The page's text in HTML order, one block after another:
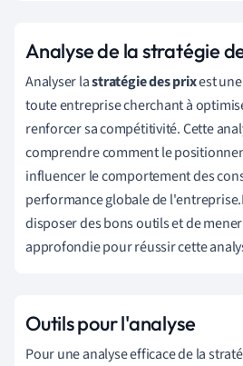
Analyse de la stratégie
Analyser lastratégie des prixest
toute entreprise cherchant à
renforcer sa compétitivité. Cette
comprendre comment le
influencer le comportement des
performance globale de
disposer des bons outils et de
approfondie pour réussir cette
Outils pour l'analyse
Pour une analyse efficace de la